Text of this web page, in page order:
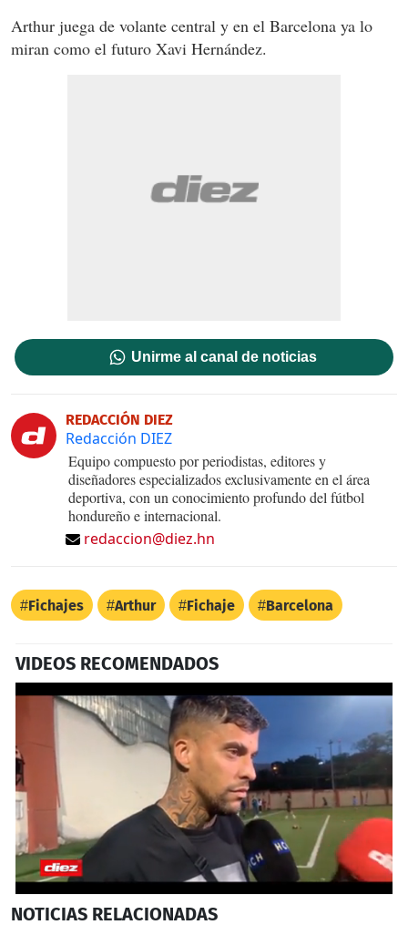
Arthur juega de volante central y en el Barcelona ya lo
miran como el futuro Xavi Hernández.
Unirme al canal de noticias
REDACCIÓN DIEZ
Redacción DIEZ
Equipo compuesto por periodistas, editores y
diseñadores especializados exclusivamente en el área
deportiva, con un conocimiento profundo del fútbol
hondureño e internacional.
redaccion@diez.hn
Fichajes Arthur Fichaje Barcelona
VIDEOS RECOMENDADOS
seconds
NOTICIAS RELACIONADAS